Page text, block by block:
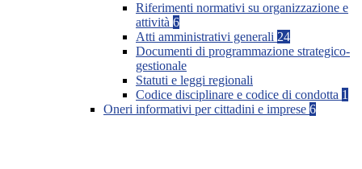
Riferimenti normativi su organizzazione e
attività 6
Atti amministrativi generali 24
Documenti di programmazione strategico-
gestionale
Statuti e leggi regionali
Codice disciplinare e codice di condotta 1
Oneri informativi per cittadini e imprese 6